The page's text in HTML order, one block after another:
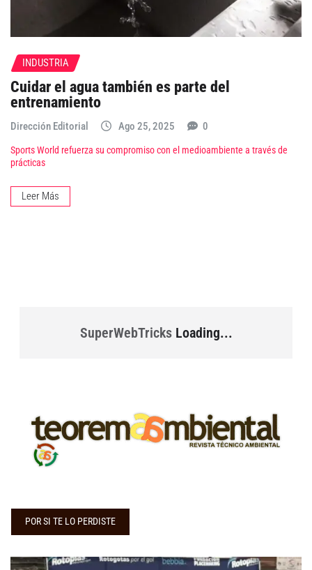
INDUSTRIA
Cuidar el agua también es parte del
entrenamiento
Dirección Editorial Ago 25, 2025 0
Sports World refuerza su compromiso con el medioambiente a través de
prácticas
Leer Más
SuperWebTricksLoading...
POR SI TE LO PERDISTE